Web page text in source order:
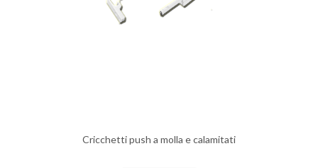
Cricchetti push a molla e calamitati